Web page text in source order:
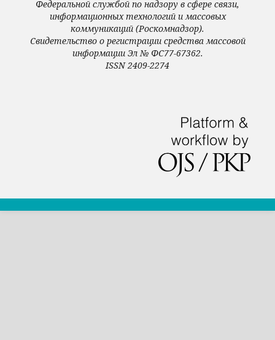
Федеральной службой по надзору в сфере связи,
информационных технологий и массовых
коммуникаций (Роскомнадзор).
Свидетельство о регистрации средства массовой
информации Эл № ФС77-67362.
ISSN 2409-2274